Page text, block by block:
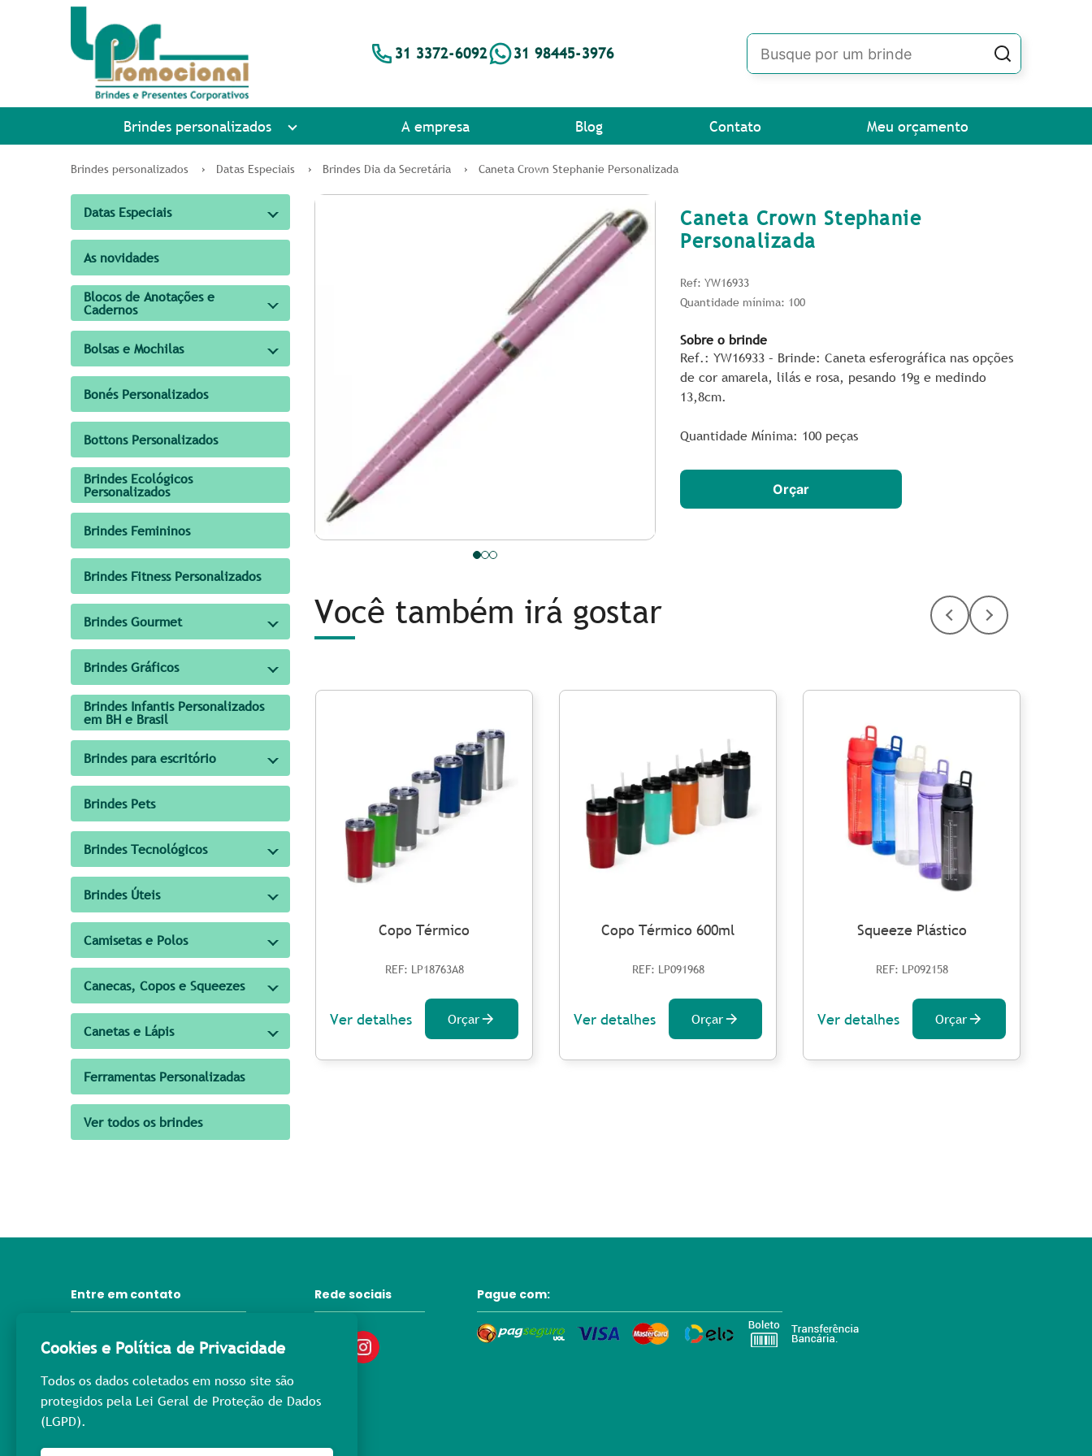
31 3372-6092 31 98445-3976
Brindes personalizados A empresa Blog Contato Meu orçamento
Brindes personalizados Datas Especiais Brindes Dia da Secretária Caneta Crown Stephanie Personalizada
Datas Especiais
As novidades
Blocos de Anotações e
Cadernos
Bolsas e Mochilas
Bonés Personalizados
Bottons Personalizados
Brindes Ecológicos
Personalizados
Brindes Femininos
Brindes Fitness Personalizados
Brindes Gourmet
Brindes Gráficos
Brindes Infantis Personalizados
em BH e Brasil
Brindes para escritório
Brindes Pets
Brindes Tecnológicos
Brindes Úteis
Camisetas e Polos
Canecas, Copos e Squeezes
Canetas e Lápis
Ferramentas Personalizadas
Ver todos os brindes
Caneta Crown Stephanie
Personalizada
Ref: YW16933
Quantidade mínima: 100
Sobre o brinde
Ref.: YW16933 – Brinde: Caneta esferográfica nas opções
de cor amarela, lilás e rosa, pesando 19g e medindo
13,8cm.
Quantidade Mínima: 100 peças
Orçar
Você também irá gostar
Copo Térmico
REF: LP18763A8
Ver detalhes Orçar
Copo Térmico 600ml
REF: LP091968
Ver detalhes Orçar
Squeeze Plástico
REF: LP092158
Ver detalhes Orçar
Entre em contato
31 3372-6092
31 98445-3976
Rede sociais Pague com:
Cookies e Política de Privacidade
Todos os dados coletados em nosso site são
protegidos pela Lei Geral de Proteção de Dados
(LGPD).